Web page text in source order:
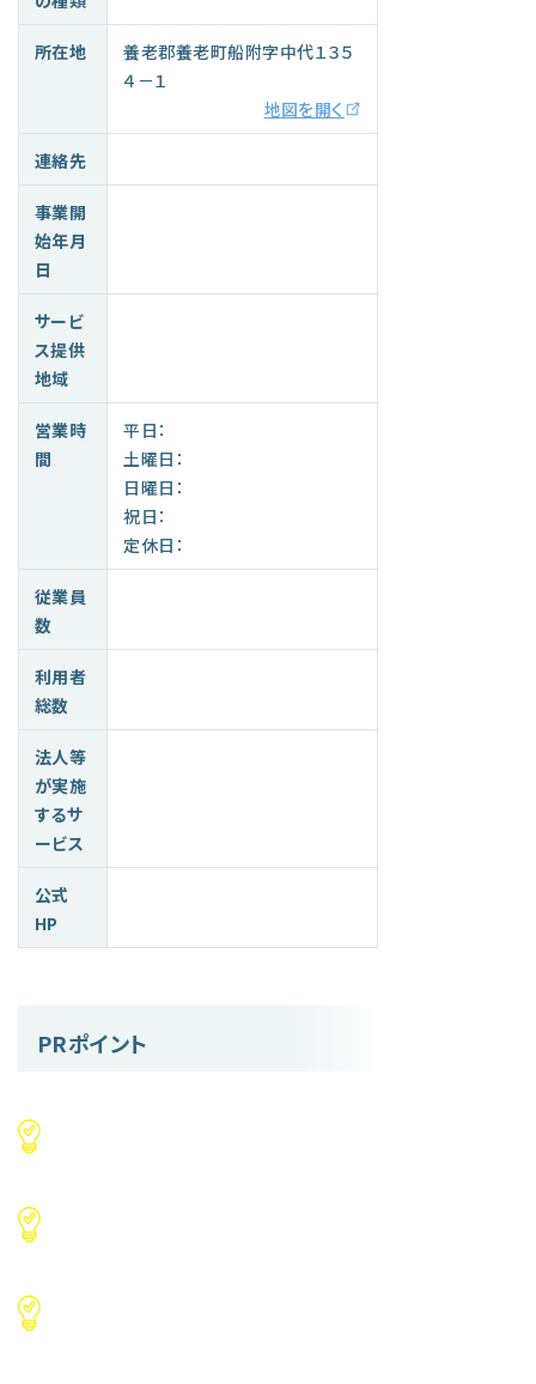
所在地
養老郡養老町船附字中代１３５
４－１
地図を開く
連絡先
事業開
始年月
日
サービ
ス提供
地域
営業時
間
平日：
土曜日：
日曜日：
祝日：
定休日：
従業員
数
利用者
総数
法人等
が実施
するサ
ービス
公式
HP
PRポイント